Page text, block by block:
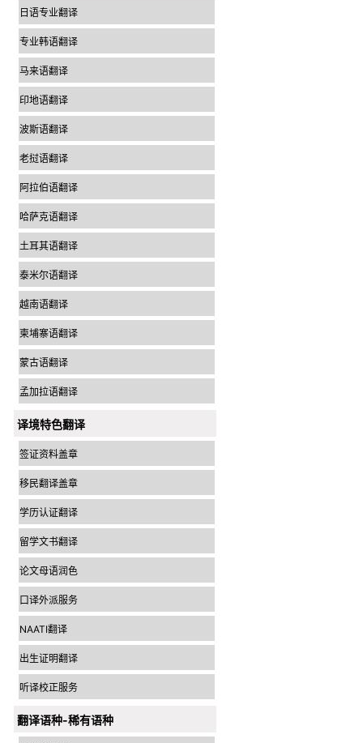
日语专业翻译
专业韩语翻译
马来语翻译
印地语翻译
波斯语翻译
老挝语翻译
阿拉伯语翻译
哈萨克语翻译
土耳其语翻译
泰米尔语翻译
越南语翻译
柬埔寨语翻译
蒙古语翻译
孟加拉语翻译
译境特色翻译
签证资料盖章
移民翻译盖章
学历认证翻译
留学文书翻译
论文母语润色
口译外派服务
NAATI翻译
出生证明翻译
听译校正服务
翻译语种-稀有语种